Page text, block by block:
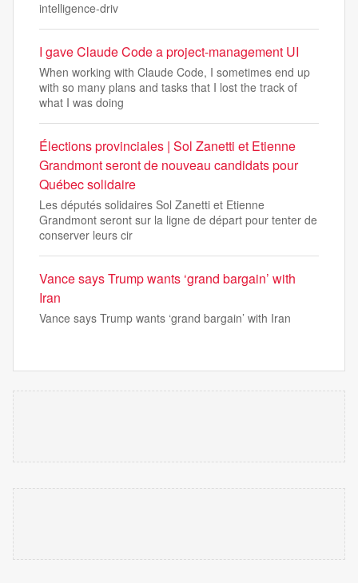
intelligence-driv
I gave Claude Code a project-management UI
When working with Claude Code, I sometimes end up
with so many plans and tasks that I lost the track of
what I was doing
Élections provinciales | Sol Zanetti et Etienne
Grandmont seront de nouveau candidats pour
Québec solidaire
Les députés solidaires Sol Zanetti et Etienne
Grandmont seront sur la ligne de départ pour tenter de
conserver leurs cir
Vance says Trump wants ‘grand bargain’ with
Iran
Vance says Trump wants ‘grand bargain’ with Iran